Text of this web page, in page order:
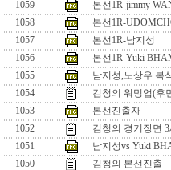
1059
본선1R-jimmy
1058
본선1R-
1057
본선1R-남지성
1056
본선1R-Yuki
1055
남지성,노상우 복
1054
김청의 워밍업(후
1053
본선진출자
1052
김청의 경기장면
1051
남지성vs Yuki
1050
김청의 본선진출